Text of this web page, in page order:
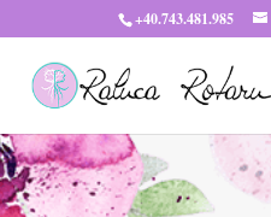
+40.743.481.985